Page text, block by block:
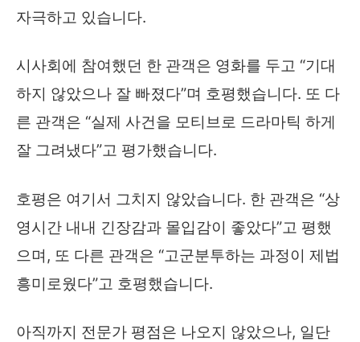
자극하고 있습니다.
시사회에 참여했던 한 관객은 영화를 두고 “기대
하지 않았으나 잘 빠졌다”며 호평했습니다. 또 다
른 관객은 “실제 사건을 모티브로 드라마틱 하게
잘 그려냈다”고 평가했습니다.
호평은 여기서 그치지 않았습니다. 한 관객은 “상
영시간 내내 긴장감과 몰입감이 좋았다”고 평했
으며, 또 다른 관객은 “고군분투하는 과정이 제법
흥미로웠다”고 호평했습니다.
아직까지 전문가 평점은 나오지 않았으나, 일단